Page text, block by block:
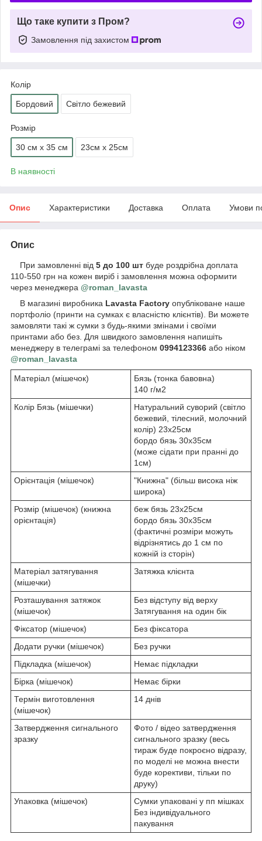
Що таке купити з Пром?
Замовлення під захистом
Колір
Бордовий Світло бежевий
Розмір
30 см х 35 см 23см х 25см
В наявності
Опис Характеристики Доставка Оплата Умови
Опис
При замовленні від 5 до 100 шт буде роздрібна доплата
110-550 грн на кожен виріб і замовлення можна оформити
через менеджера @roman_lavasta
В магазині виробника Lavasta Factory опубліковане наше
портфоліо (принти на сумках є власністю клієнтів). Ви можете
замовляти такі ж сумки з будь-якими змінами і своїми
принтами або без. Для швидкого замовлення напишіть
менеджеру в телеграмі за телефоном 0994123366 або ніком
@roman_lavasta
Матеріал (мішечок)
Бязь (тонка бавовна)
140 г/м2
Колір Бязь (мішечки)
Натуральний суворий (світло
бежевий, тілесний, молочний
колір) 23х25см
бордо бязь 30х35см
(може сідати при пранні до
1см)
Орієнтація (мішечок)
"Книжна" (більш висока ніж
широка)
Розмір (мішечок) (книжна
орієнтація)
беж бязь 23х25см
бордо бязь 30х35см
(фактичні розміри можуть
відрізнятись до 1 см по
кожній із сторін)
Матеріал затягування
(мішечки)
Затяжка клієнта
Розташування затяжок
(мішечок)
Без відступу від верху
Затягування на один бік
Фіксатор (мішечок)
Без фіксатора
Додати ручки (мішечок)
Без ручки
Підкладка (мішечок)
Немає підкладки
Бірка (мішечок)
Немає бірки
Термін виготовлення
(мішечок)
14 днів
Затвердження сигнального
зразку
Фото / відео затвердження
сигнального зразку (весь
тираж буде покроєно відразу,
по моделі не можна внести
буде корективи, тільки по
друку)
Упаковка (мішечок)
Сумки упаковані у пп мішках
Без індивідуального
пакування